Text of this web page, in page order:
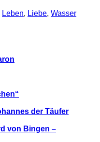
Leben, Liebe, Wasser
der Täufer
von Bingen –